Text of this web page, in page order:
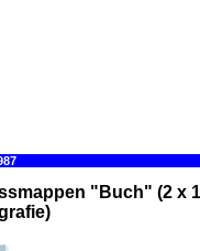
"Buch" (2 x